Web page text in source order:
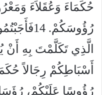
حُكَمَاءَ وَعُقَلاَءَ
رُؤُوسَكُمْ.
أَسْبَاطِكُمْ رِجَالاً
رُؤُوسًا عَلَيْكُمْ،